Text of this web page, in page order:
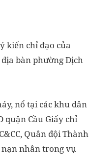
kiến chỉ đạo của
bàn phường Dịch
nổ tại các khu dân
quận Cầu Giấy chỉ
Quân đội Thành
nhân trong vụ